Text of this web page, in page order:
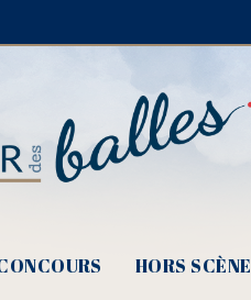
HORS SCÈNE